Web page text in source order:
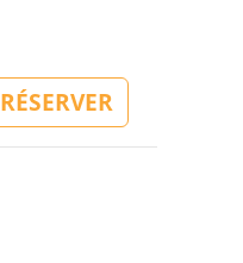
RÉSERVER